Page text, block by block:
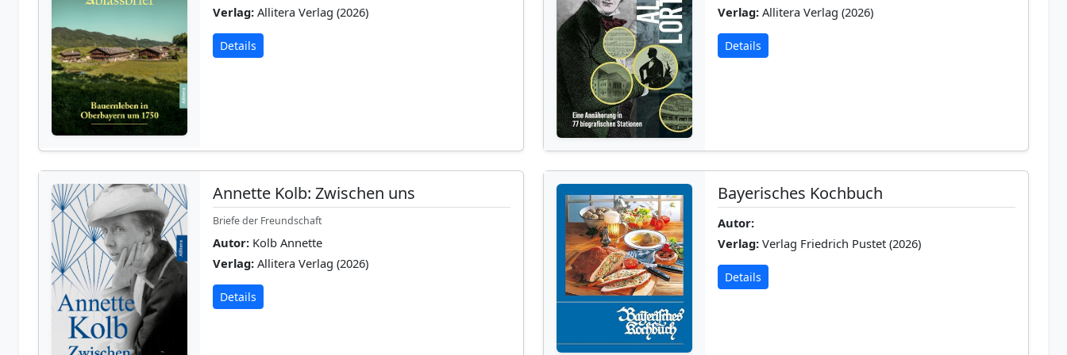
Verlag: Allitera Verlag (2026)
Details
Verlag: Allitera Verlag (2026)
Details
Annette Kolb: Zwischen uns
Briefe der Freundschaft
Autor: Kolb Annette
Verlag: Allitera Verlag (2026)
Details
Bayerisches Kochbuch
Autor:
Verlag: Verlag Friedrich Pustet (2026)
Details